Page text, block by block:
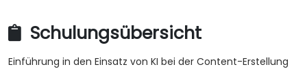
Schulungsübersicht
Einführung in den Einsatz von KI bei der Content-Erstellung